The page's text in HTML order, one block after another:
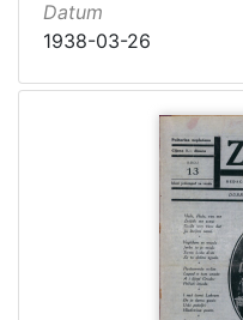
Datum
1938-03-26